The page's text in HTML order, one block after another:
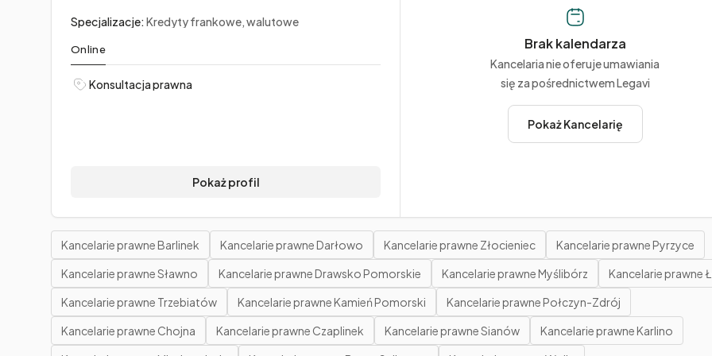
Specjalizacje: Kredyty frankowe, walutowe
Online
Konsultacja prawna
Pokaż profil
Brak kalendarza
Kancelaria nie oferuje umawiania
się za pośrednictwem Legavi
Pokaż Kancelarię
Kancelarie prawne Barlinek Kancelarie prawne Darłowo Kancelarie prawne Złocieniec
Kancelarie prawne Pyrzyce
Kancelarie prawne Sławno
Kancelarie prawne Drawsko Pomorskie Kancelarie prawne Myślibórz
Kancelarie prawne
Kancelarie prawne Trzebiatów
Kancelarie prawne Kamień Pomorski
Kancelarie prawne Połczyn-Zdrój
Kancelarie prawne Chojna
Kancelarie prawne Czaplinek Kancelarie prawne Sianów
Kancelarie prawne Karlino